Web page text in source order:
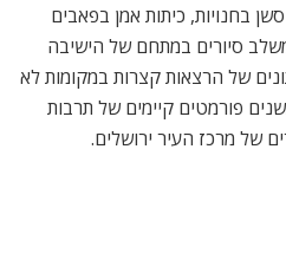
בחנויות, כיתות אמן בפאבים
סיורים במתחם של הישיבה
של הרצאות קצרות במקומות לא
פורמטים קיימים של תרבות
של מרכז העיר ירושלים.